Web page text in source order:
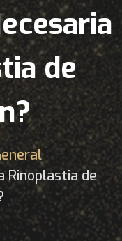
de
Rinoplastia de